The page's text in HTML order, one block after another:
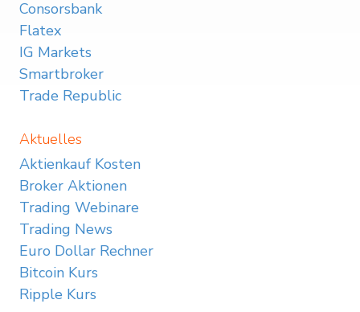
Consorsbank
Flatex
IG Markets
Smartbroker
Trade Republic
Aktuelles
Aktienkauf Kosten
Broker Aktionen
Trading Webinare
Trading News
Euro Dollar Rechner
Bitcoin Kurs
Ripple Kurs